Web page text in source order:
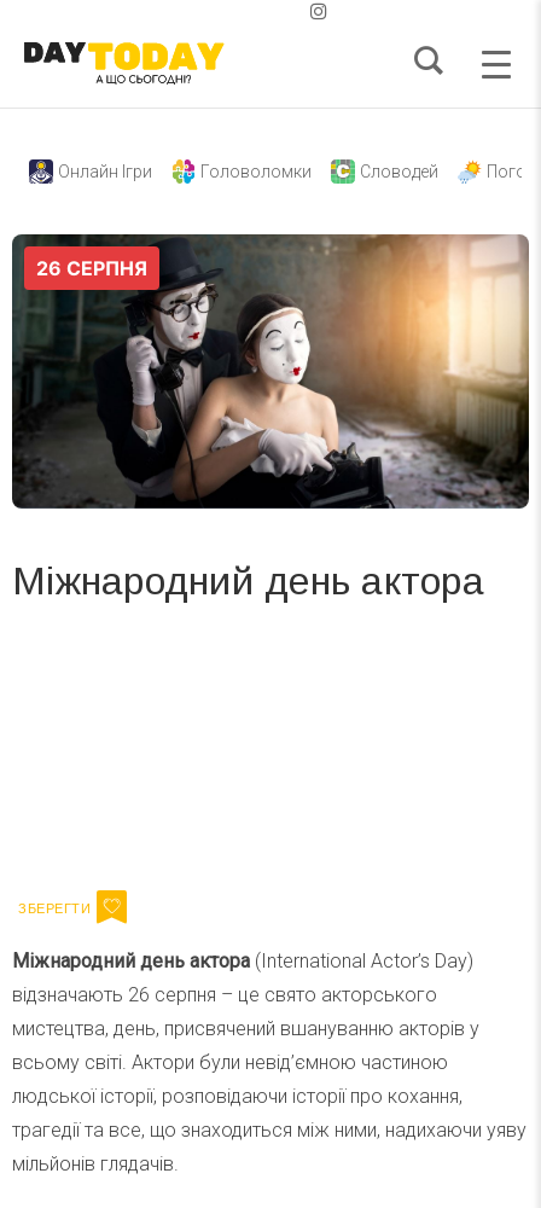
Онлайн Ігри Головоломки Словодей
Міжнародний день актора
Міжнародний день актора (International Actor’s Day)
відзначають 26 серпня – це свято акторського
мистецтва, день, присвячений вшануванню акторів у
всьому світі. Актори були невід’ємною частиною
людської історії, розповідаючи історії про кохання,
трагедії та все, що знаходиться між ними, надихаючи уяву
мільйонів глядачів.